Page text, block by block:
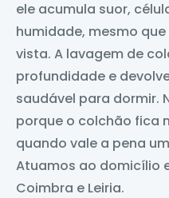
ele acumula suor,
humidade, mesmo
vista. A lavagem de
profundidade e
saudável para dormir.
porque o colchão fica
quando vale a pena
Atuamos ao domicílio
Coimbra e Leiria.